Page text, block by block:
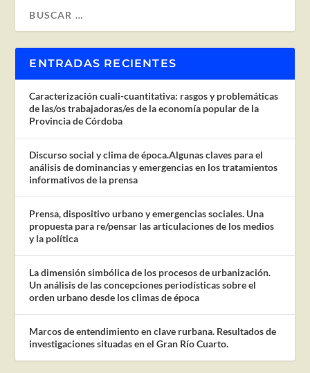
ENTRADAS RECIENTES
Caracterización cuali-cuantitativa: rasgos y problemáticas
de las/os trabajadoras/es de la economía popular de la
Provincia de Córdoba
Discurso social y clima de época.Algunas claves para el
análisis de dominancias y emergencias en los tratamientos
informativos de la prensa
Prensa, dispositivo urbano y emergencias sociales. Una
propuesta para re/pensar las articulaciones de los medios
y la política
La dimensión simbólica de los procesos de urbanización.
Un análisis de las concepciones periodísticas sobre el
orden urbano desde los climas de época
Marcos de entendimiento en clave rurbana. Resultados de
investigaciones situadas en el Gran Río Cuarto.